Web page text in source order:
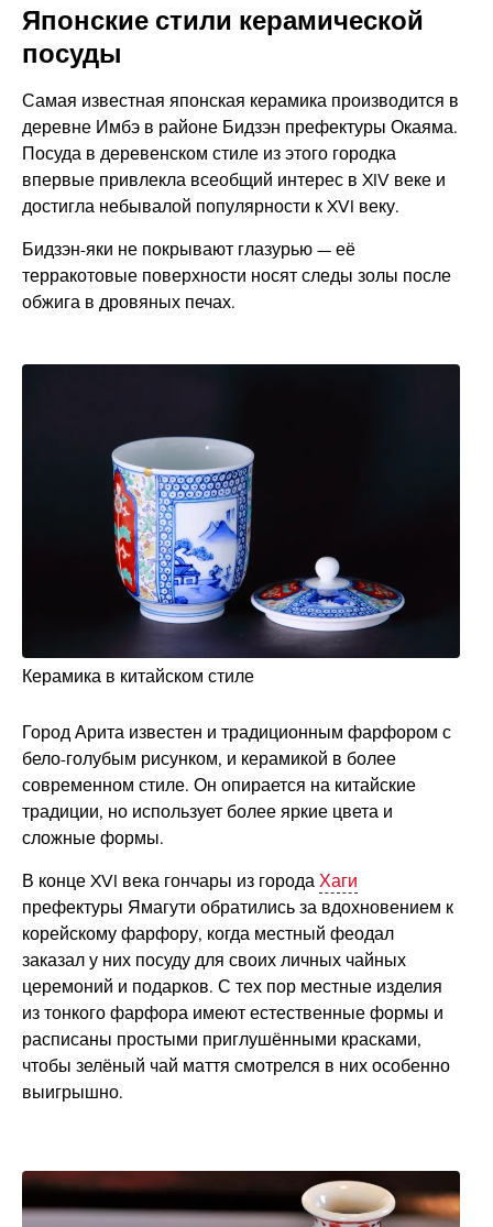
Японские стили керамической
посуды
Самая известная японская керамика производится в
деревне Имбэ в районе Бидзэн префектуры Окаяма.
Посуда в деревенском стиле из этого городка
впервые привлекла всеобщий интерес в XIV веке и
достигла небывалой популярности к XVI веку.
Бидзэн-яки не покрывают глазурью — её
терракотовые поверхности носят следы золы после
обжига в дровяных печах.
Керамика в китайском стиле
Город Арита известен и традиционным фарфором с
бело-голубым рисунком, и керамикой в более
современном стиле. Он опирается на китайские
традиции, но использует более яркие цвета и
сложные формы.
В конце XVI века гончары из города Хаги
префектуры Ямагути обратились за вдохновением к
корейскому фарфору, когда местный феодал
заказал у них посуду для своих личных чайных
церемоний и подарков. С тех пор местные изделия
из тонкого фарфора имеют естественные формы и
расписаны простыми приглушёнными красками,
чтобы зелёный чай маття смотрелся в них особенно
выигрышно.